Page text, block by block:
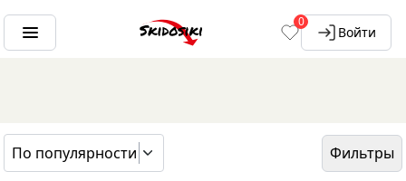
0
Войти
По популярности
Фильтры
ГЛАВНАЯ
БРЕНДЫ